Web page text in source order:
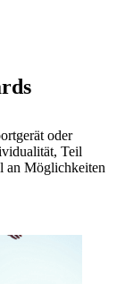
oder
Teil
an Möglichkeiten